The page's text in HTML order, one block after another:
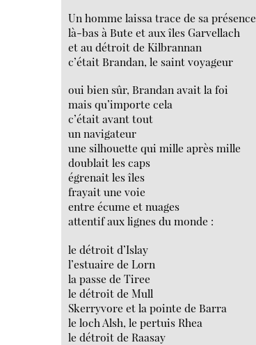
Un homme laissa trace de sa présence
là-bas à Bute et aux îles Garvellach
et au détroit de Kilbrannan
c’était Brandan, le saint voyageur
oui bien sûr, Brandan avait la foi
mais qu’importe cela
c’était avant tout
un navigateur
une silhouette qui mille après mille
doublait les caps
égrenait les îles
frayait une voie
entre écume et nuages
attentif aux lignes du monde :
le détroit d’Islay
l’estuaire de Lorn
la passe de Tiree
le détroit de Mull
Skerryvore et la pointe de Barra
le loch Alsh, le pertuis Rhea
le détroit de Raasay